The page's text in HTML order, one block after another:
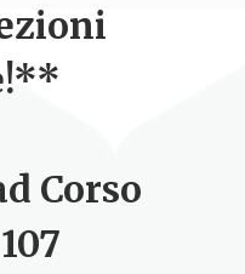
Corso